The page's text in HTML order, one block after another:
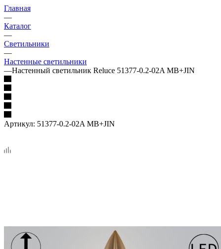
Главная
—
Каталог
—
Светильники
—
Настенные светильники
—Настенный светильник Reluce 51377-0.2-02A MB+JIN
Артикул: 51377-0.2-02A MB+JIN